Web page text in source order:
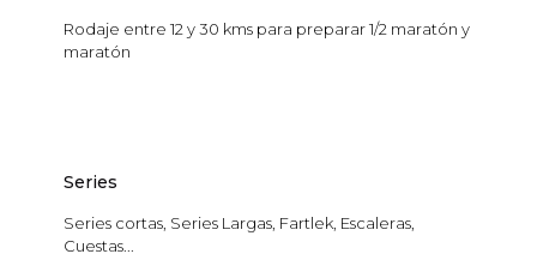
Rodaje entre 12 y 30 kms para preparar 1/2 maratón y
maratón
Series
Series cortas, Series Largas, Fartlek, Escaleras,
Cuestas...